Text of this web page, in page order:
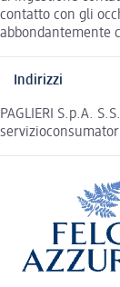
contatto con gli
abbondantemente
Indirizzi
PAGLIERI S.p.A.